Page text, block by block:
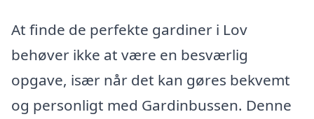
At finde de perfekte gardiner i Lov
behøver ikke at være en besværlig
opgave, især når det kan gøres bekvemt
og personligt med Gardinbussen. Denne